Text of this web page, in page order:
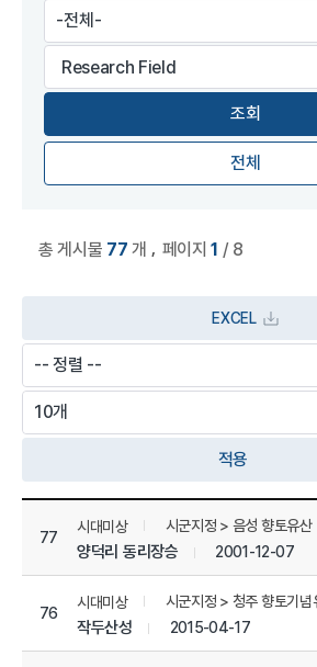
전체
총 게시물 77 개 페이지1 / 8
EXCEL
적용
상세정보 관리 목록
77
시대미상 시군지정 > 음성 향토유산
양덕리 동리장승 2001-12-07
76
시대미상 시군지정 > 청주 향토기념
작두산성 2015-04-17